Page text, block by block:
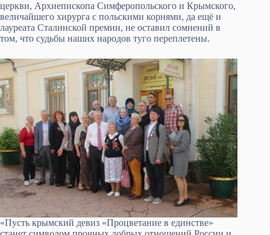
церкви, Архиепископа Симферопольского и Крымского,
величайшего хирурга с польскими корнями, да ещё и
лауреата Сталинской премии, не оставил сомнений в
том, что судьбы наших народов туго переплетены.
«Пусть крымский девиз «Процветание в единстве»